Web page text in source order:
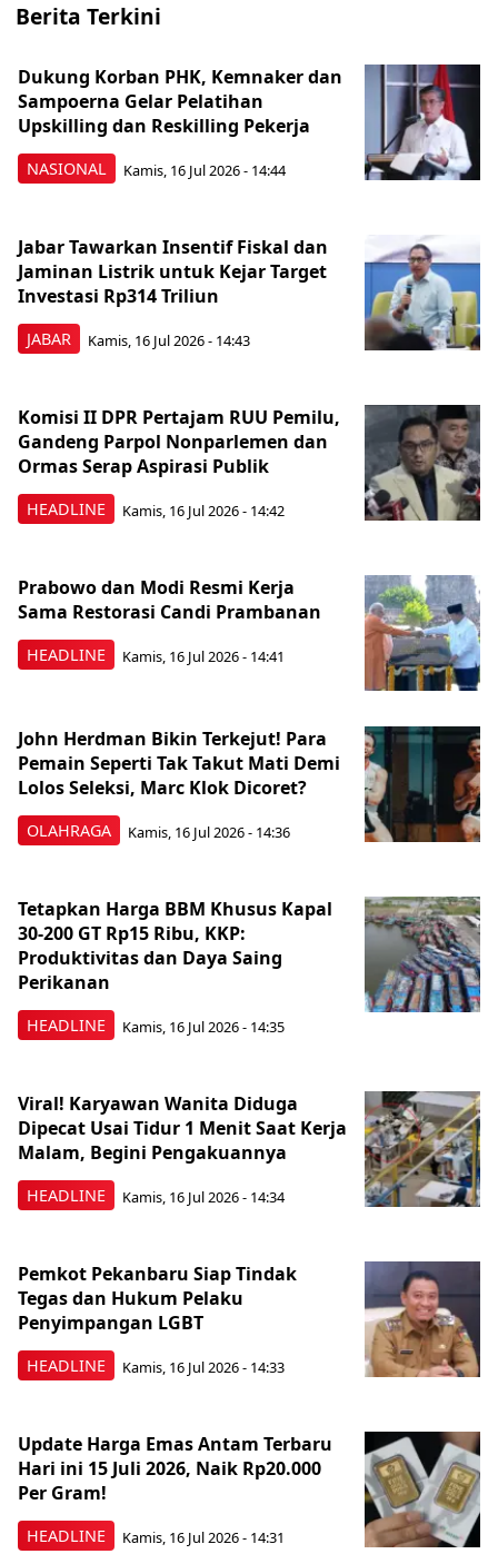
Berita Terkini
NASIONAL
Dukung Korban PHK, Kemnaker dan
Sampoerna Gelar Pelatihan
Upskilling dan Reskilling Pekerja
Kamis, 16 Jul 2026 - 14:44
JABAR
Jabar Tawarkan Insentif Fiskal dan
Jaminan Listrik untuk Kejar Target
Investasi Rp314 Triliun
Kamis, 16 Jul 2026 - 14:43
HEADLINE
Komisi II DPR Pertajam RUU Pemilu,
Gandeng Parpol Nonparlemen dan
Ormas Serap Aspirasi Publik
Kamis, 16 Jul 2026 - 14:42
HEADLINE
Prabowo dan Modi Resmi Kerja
Sama Restorasi Candi Prambanan
Kamis, 16 Jul 2026 - 14:41
OLAHRAGA
John Herdman Bikin Terkejut! Para
Pemain Seperti Tak Takut Mati Demi
Lolos Seleksi, Marc Klok Dicoret?
Kamis, 16 Jul 2026 - 14:36
HEADLINE
Tetapkan Harga BBM Khusus Kapal
30-200 GT Rp15 Ribu, KKP:
Produktivitas dan Daya Saing
Perikanan
Kamis, 16 Jul 2026 - 14:35
HEADLINE
Viral! Karyawan Wanita Diduga
Dipecat Usai Tidur 1 Menit Saat Kerja
Malam, Begini Pengakuannya
Kamis, 16 Jul 2026 - 14:34
HEADLINE
Pemkot Pekanbaru Siap Tindak
Tegas dan Hukum Pelaku
Penyimpangan LGBT
Kamis, 16 Jul 2026 - 14:33
HEADLINE
Update Harga Emas Antam Terbaru
Hari ini 15 Juli 2026, Naik Rp20.000
Per Gram!
Kamis, 16 Jul 2026 - 14:31